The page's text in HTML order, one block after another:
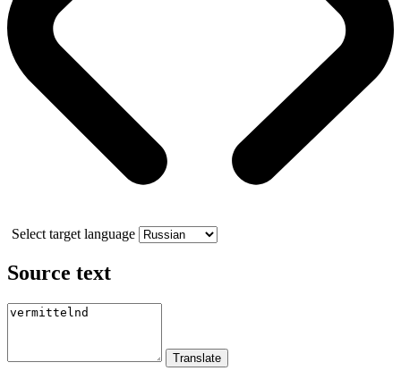
Select target language
Source text